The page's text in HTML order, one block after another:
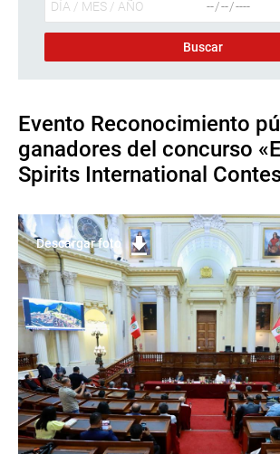
Evento Reconocimiento
ganadores del concurso
Spirits International
Descargar foto